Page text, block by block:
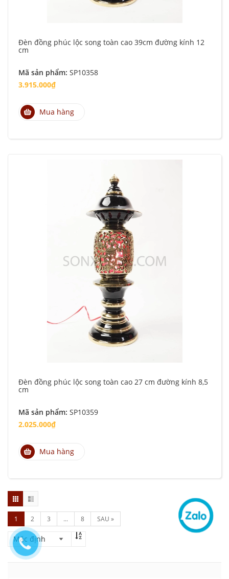
Đèn đồng phúc lộc song toàn cao 39cm đường kính 12
cm
Mã sản phẩm: SP10358
3.915.000₫
Mua hàng
Đèn đồng phúc lộc song toàn cao 27 cm đường kính 8,5
cm
Mã sản phẩm: SP10359
2.025.000₫
Mua hàng
1 2 3 ... 8 SAU »